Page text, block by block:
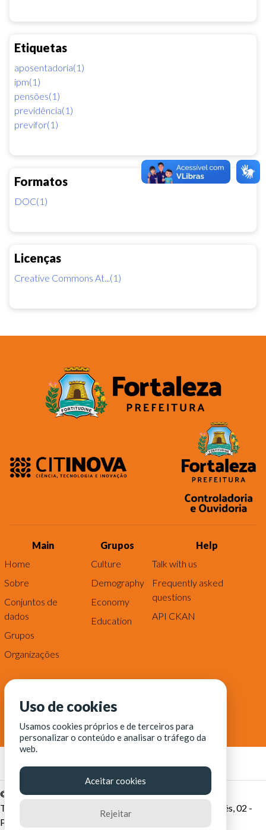
Etiquetas
aposentadoria(1)
ipm(1)
pensões(1)
previdência(1)
previfor(1)
Formatos
DOC(1)
Licenças
Creative Commons At...(1)
Main
Home
Sobre
Conjuntos de
dados
Grupos
Organizações
Grupos
Culture
Demography
Economy
Education
Help
Talk with us
Frequently asked
questions
API CKAN
© Fortaleza Digital || CITINOVA - Fundação de Ciência,
Tecnologia e Inovação de Fortaleza - Rua dos Tremembés, 02 -
Praia de Iracema - Fortaleza-CE
Uso de cookies
Usamos cookies próprios e de terceiros para
personalizar o conteúdo e analisar o tráfego da
web.
Aceitar cookies
Rejeitar